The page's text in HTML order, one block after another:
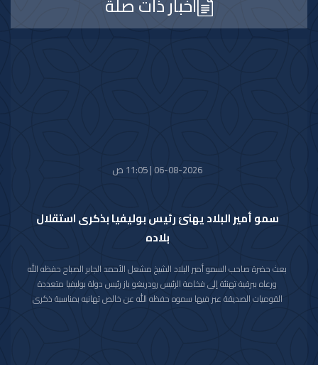
06-08-2026 | 11:05 ص
سمو أمير البلاد يهنئ رئيس بوليفيا بذكرى استقلال
بلاده
بعث حضرة صاحب السمو أمير البلاد الشيخ مشعل الأحمد الجابر الصباح حفظه الله
ورعاه ببرقية تهنئة إلى فخامة الرئيس رودريغو باز رئيس دولة بوليفيا متعددة
القوميات الصديقة عبر فيها سموه حفظه الله عن خالص تهانيه بمناسبة ذكرى